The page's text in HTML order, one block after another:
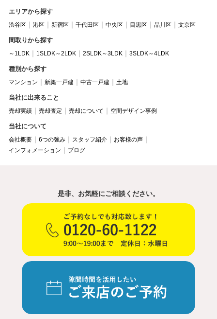
エリアから探す
渋谷区 港区 新宿区 千代田区 中央区 目黒区 品川区 文京区
間取りから探す
～1LDK 1SLDK～2LDK 2SLDK～3LDK 3SLDK～4LDK
種別から探す
マンション 新築一戸建 中古一戸建 土地
当社に出来ること
売却実績 売却査定 売却について 空間デザイン事例
当社について
会社概要 6つの強み スタッフ紹介
お客様の声
インフォメーション
ブログ
是非、お気軽にご相談ください。